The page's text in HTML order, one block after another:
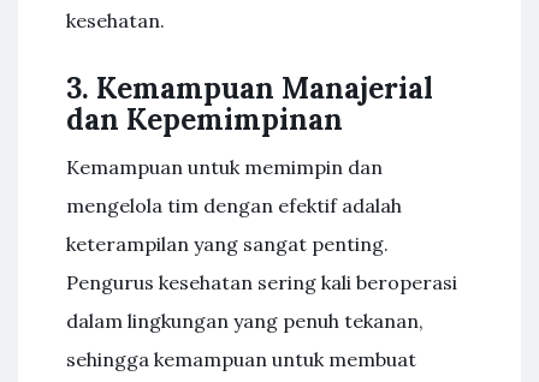
kesehatan.
3. Kemampuan Manajerial
dan Kepemimpinan
Kemampuan untuk memimpin dan
mengelola tim dengan efektif adalah
keterampilan yang sangat penting.
Pengurus kesehatan sering kali beroperasi
dalam lingkungan yang penuh tekanan,
sehingga kemampuan untuk membuat